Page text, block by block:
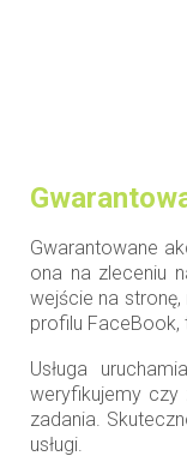
Gwarantowane
ona na zleceniu
wejście na stronę,
profilu FaceBook,
Usługa
weryfikujemy czy
zadania.
usługi.